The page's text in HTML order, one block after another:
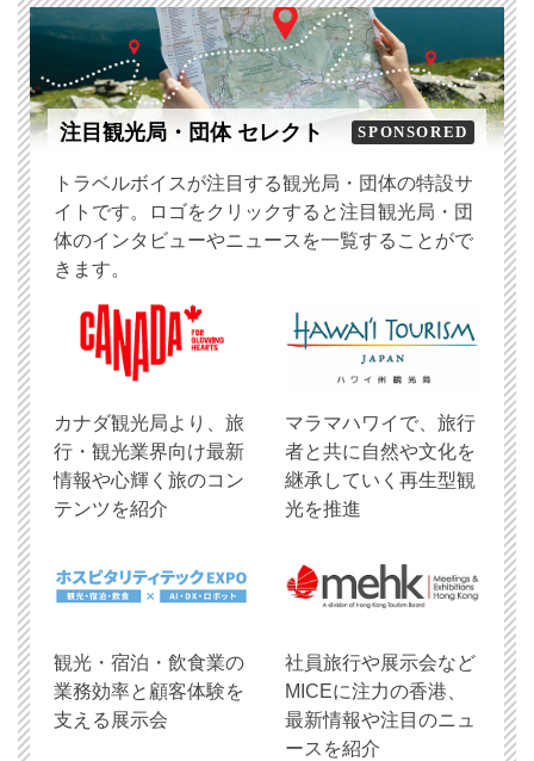
注目観光局・団体 セレクト SPONSORED
トラベルボイスが注目する観光局・団体の特設サ
イトです。ロゴをクリックすると注目観光局・団
体のインタビューやニュースを一覧することがで
きます。
​カナダ観光局より、旅
行・観光業界向け最新
情報や心輝く旅のコン
テンツを紹介
マラマハワイで、旅行
者と共に自然や文化を
継承していく再生型観
光を推進
観光・宿泊・飲食業の
業務効率と顧客体験を
支える展示会
社員旅行や展示会など
MICEに注力の香港、
最新情報や注目のニュ
ースを紹介